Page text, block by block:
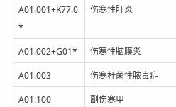
A01.001+K77.0
*
伤寒性肝炎
A01.002+G01*
伤寒性脑膜炎
A01.003
伤寒杆菌性脓毒症
A01.100
副伤寒甲